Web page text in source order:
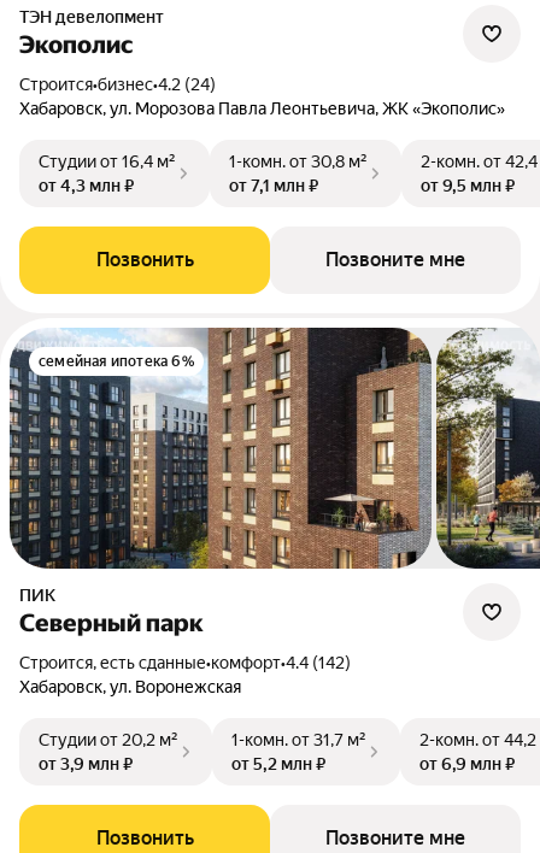
ТЭН девелопмент
Экополис
Строится•бизнес•4.2 (24)
Хабаровск, ул. Морозова Павла Леонтьевича, ЖК «Экополис»
Студииот 16,4 м²
от 4,3 млн ₽
1-комн.от 30,8 м²
от 7,1 млн ₽
2-комн.от
от 9,5 млн ₽
Позвонить Позвоните мне
семейная ипотека 6%
ПИК
Северный парк
Строится, есть сданные•комфорт•4.4 (142)
Хабаровск, ул. Воронежская
Студииот 20,2 м²
от 3,9 млн ₽
1-комн.от 31,7 м²
от 5,2 млн ₽
2-комн.от 44,2
от 6,9 млн ₽
Позвонить Позвоните мне